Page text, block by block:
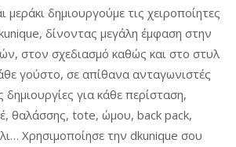
δημιουργούμε τις χειροποίητες
δίνοντας μεγάλη έμφαση στην
στον σχεδιασμό καθώς και στο στυλ
γούστο, σε απίθανα ανταγωνιστές
δημιουργίες για κάθε περίσταση,
θαλάσσης, tote, ώμου, back pack,
Χρησιμοποίησε την dkunique σου